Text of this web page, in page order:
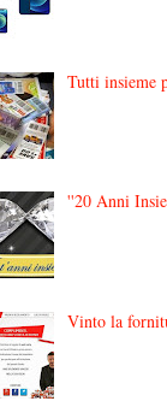
Tutti insieme
''20 Anni
Vinto la